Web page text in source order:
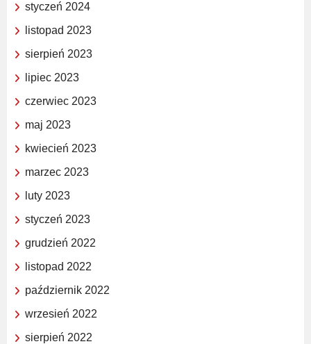
styczeń 2024
listopad 2023
sierpień 2023
lipiec 2023
czerwiec 2023
maj 2023
kwiecień 2023
marzec 2023
luty 2023
styczeń 2023
grudzień 2022
listopad 2022
październik 2022
wrzesień 2022
sierpień 2022